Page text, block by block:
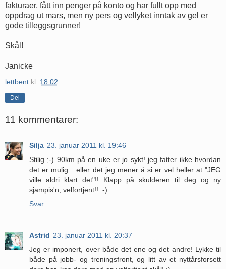
fakturaer, fått inn penger på konto og har fullt opp med
oppdrag ut mars, men ny pers og vellyket inntak av gel er
gode tilleggsgrunner!
Skål!
Janicke
lettbent kl. 18:02
Del
11 kommentarer:
Silja 23. januar 2011 kl. 19:46
Stilig ;-) 90km på en uke er jo sykt! jeg fatter ikke hvordan
det er mulig....eller det jeg mener å si er vel heller at "JEG
ville aldri klart det"!! Klapp på skulderen til deg og ny
sjampis'n, velfortjent!! :-)
Svar
Astrid 23. januar 2011 kl. 20:37
Jeg er imponert, over både det ene og det andre! Lykke til
både på jobb- og treningsfront, og litt av et nyttårsforsett